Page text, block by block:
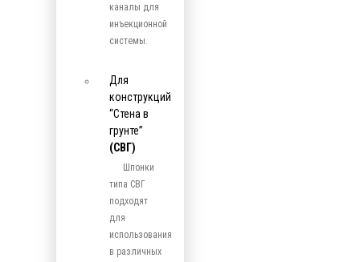
каналы для
инъекционной
системы.
Для
конструкций
“Стена в
грунте”
(СВГ)
Шпонки
типа СВГ
подходят
для
использования
в различных